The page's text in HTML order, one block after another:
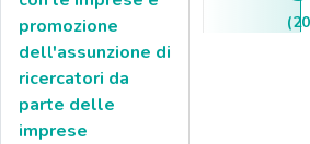
promozione
dell'assunzione di
ricercatori da
parte delle
imprese